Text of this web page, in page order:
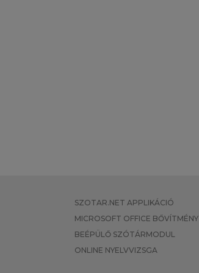
SZOTAR.NET APPLIKÁCIÓ
MICROSOFT OFFICE BŐVÍTMÉNY
BEÉPÜLŐ SZÓTÁRMODUL
ONLINE NYELVVIZSGA